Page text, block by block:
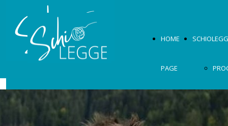
HOME
PAGE